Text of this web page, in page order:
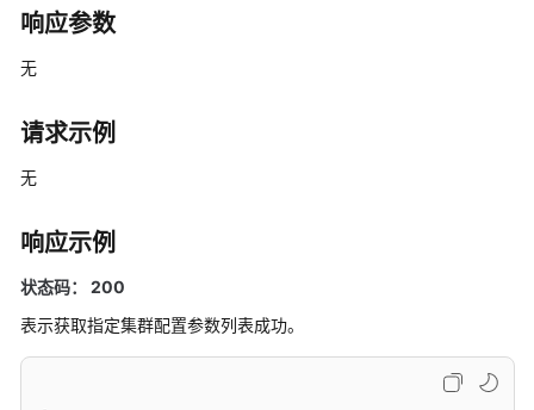
考
考
考
常
见
响应参数
无
请求示例
无
响应示例
状态码： 200
表示获取指定集群配置参数列表成功。